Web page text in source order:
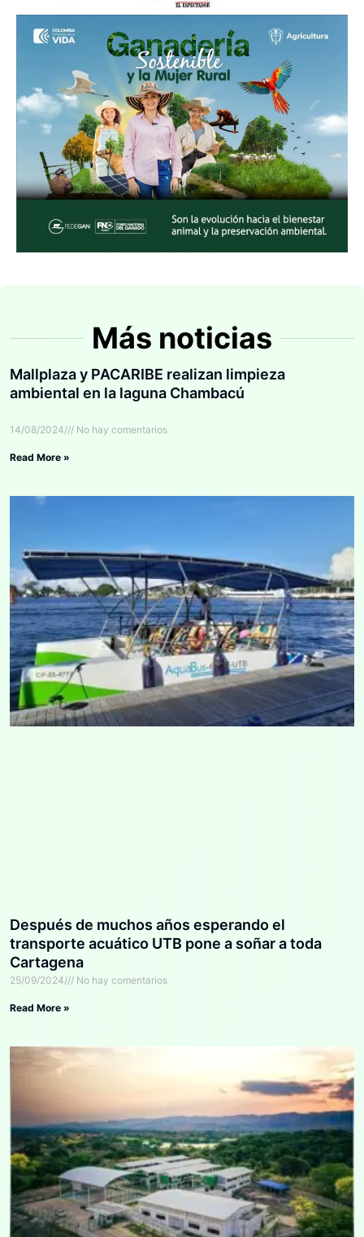
Más noticias
Mallplaza y PACARIBE realizan limpieza
ambiental en la laguna Chambacú
14/08/2024 No hay comentarios
Read More »
Después de muchos años esperando el
transporte acuático UTB pone a soñar a toda
Cartagena
25/09/2024 No hay comentarios
Read More »